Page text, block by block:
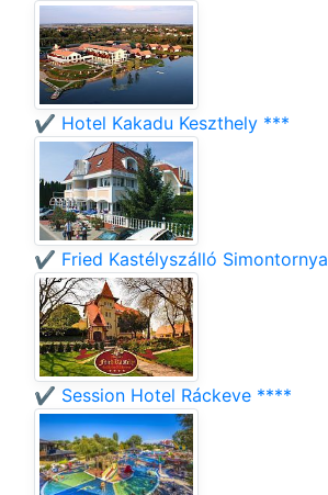
✔️ Hotel Kakadu Keszthely ***
✔️ Fried Kastélyszálló Simontornya
✔️ Session Hotel Ráckeve ****